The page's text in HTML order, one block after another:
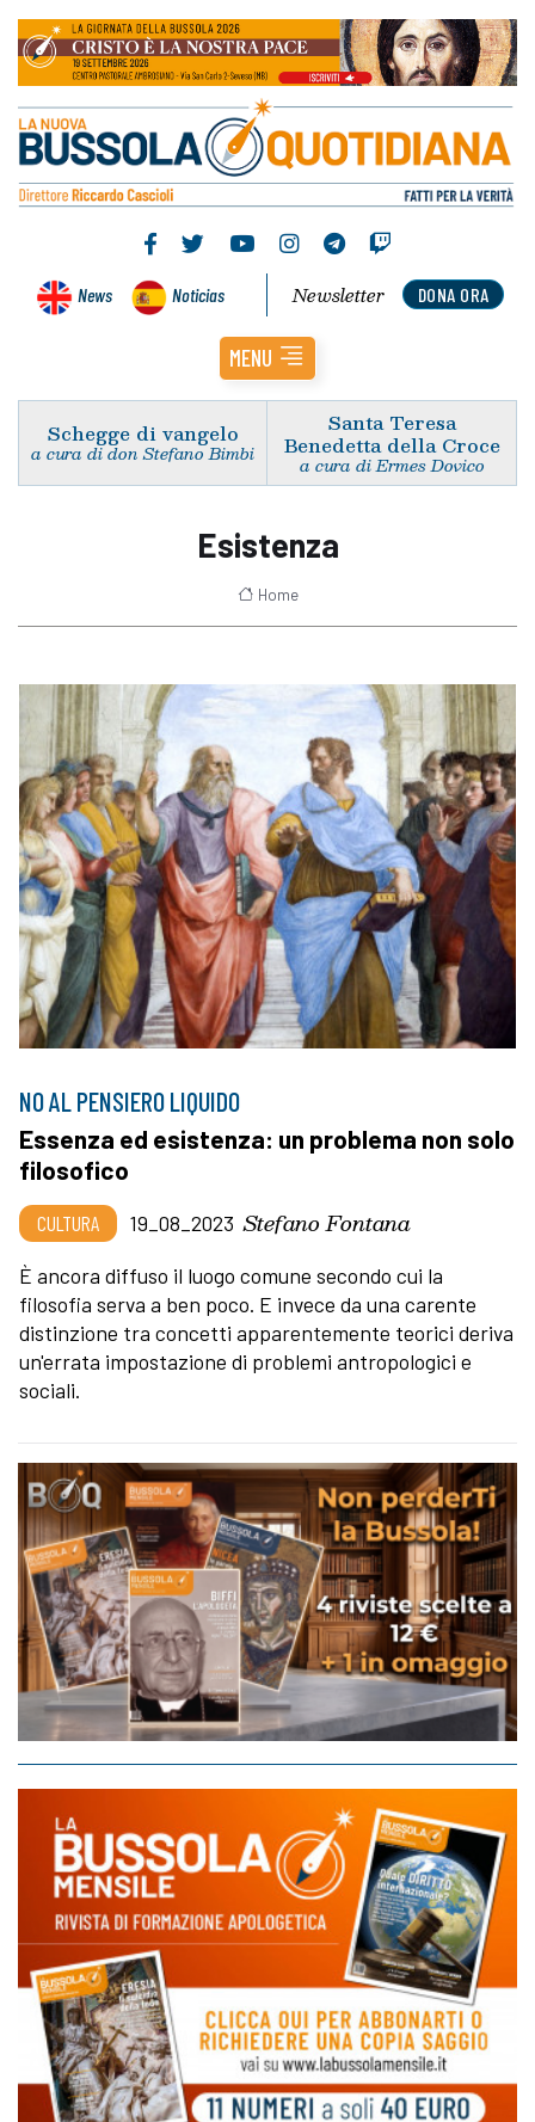
News Noticias DONA ORA
Newsletter
MENU
Schegge di vangelo
a cura di don Stefano Bimbi
Santa Teresa
Benedetta della Croce
a cura di Ermes Dovico
Esistenza
Home
NO AL PENSIERO LIQUIDO
Essenza ed esistenza: un problema non solo
filosofico
CULTURA 19_08_2023 Stefano Fontana
È ancora diffuso il luogo comune secondo cui la
filosofia serva a ben poco. E invece da una carente
distinzione tra concetti apparentemente teorici deriva
un'errata impostazione di problemi antropologici e
sociali.